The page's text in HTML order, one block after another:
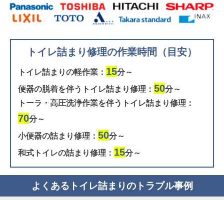
トイレ詰まり修理の作業時間（目安）
トイレ詰まりの軽作業： 15分～
便器の脱着を伴うトイレ詰まり修理： 50分～
トーラ・高圧洗浄作業を伴うトイレ詰まり修理：
70分～
小便器の詰まり修理： 50分～
和式トイレの詰まり修理： 15分～
よくあるトイレ詰まりのトラブル事例